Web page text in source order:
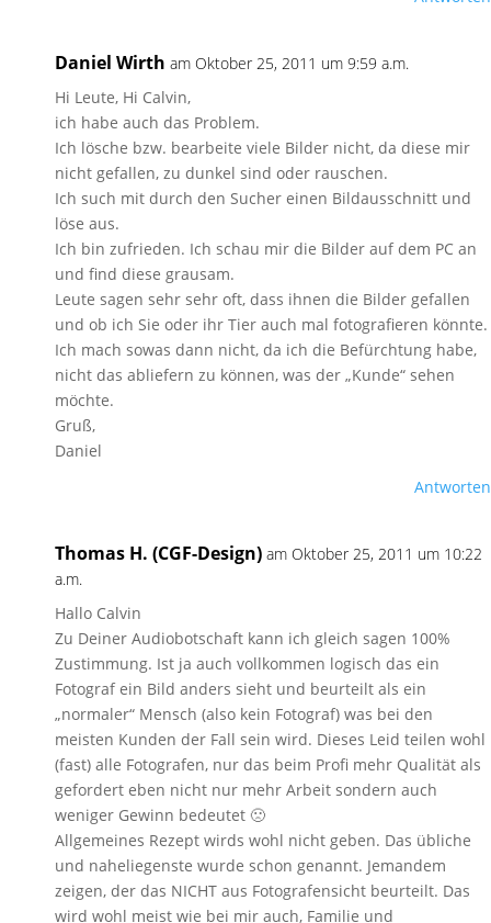
Daniel Wirth am Oktober 25, 2011 um 9:59 a.m.
Hi Leute, Hi Calvin,
ich habe auch das Problem.
Ich lösche bzw. bearbeite viele Bilder nicht, da diese mir
nicht gefallen, zu dunkel sind oder rauschen.
Ich such mit durch den Sucher einen Bildausschnitt und
löse aus.
Ich bin zufrieden. Ich schau mir die Bilder auf dem PC an
und find diese grausam.
Leute sagen sehr sehr oft, dass ihnen die Bilder gefallen
und ob ich Sie oder ihr Tier auch mal fotografieren könnte.
Ich mach sowas dann nicht, da ich die Befürchtung habe,
nicht das abliefern zu können, was der „Kunde“ sehen
möchte.
Gruß,
Daniel
Antworten
Thomas H. (CGF-Design) am Oktober 25, 2011 um 10:22
a.m.
Hallo Calvin
Zu Deiner Audiobotschaft kann ich gleich sagen 100%
Zustimmung. Ist ja auch vollkommen logisch das ein
Fotograf ein Bild anders sieht und beurteilt als ein
„normaler“ Mensch (also kein Fotograf) was bei den
meisten Kunden der Fall sein wird. Dieses Leid teilen wohl
(fast) alle Fotografen, nur das beim Profi mehr Qualität als
gefordert eben nicht nur mehr Arbeit sondern auch
weniger Gewinn bedeutet 🙁
Allgemeines Rezept wirds wohl nicht geben. Das übliche
und naheliegenste wurde schon genannt. Jemandem
zeigen, der das NICHT aus Fotografensicht beurteilt. Das
wird wohl meist wie bei mir auch, Familie und